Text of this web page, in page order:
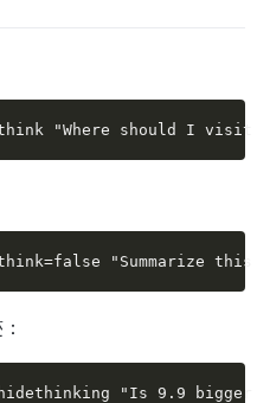
"Where should I
"Summarize
"Is 9.9 bigger